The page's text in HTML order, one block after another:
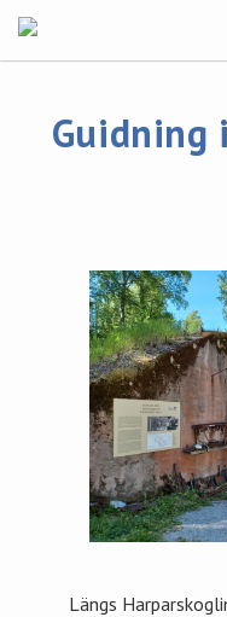
Guidning
Längs